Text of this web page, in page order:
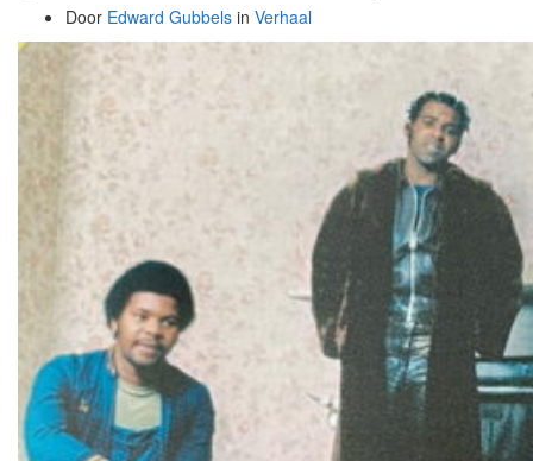
Door Edward Gubbels in Verhaal